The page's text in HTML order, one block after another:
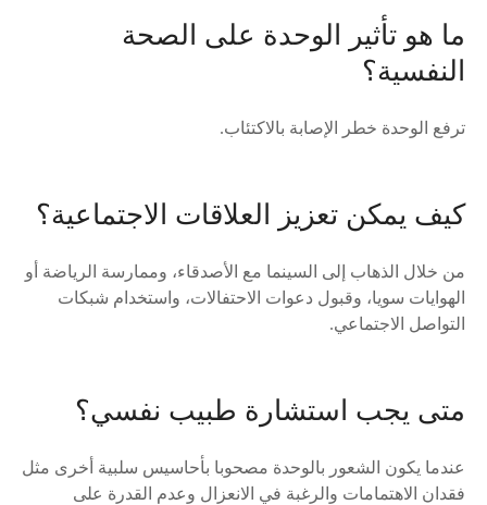
ما هو تأثير الوحدة على الصحة
النفسية؟
ترفع الوحدة خطر الإصابة بالاكتئاب.
كيف يمكن تعزيز العلاقات الاجتماعية؟
من خلال الذهاب إلى السينما مع الأصدقاء، وممارسة الرياضة أو
الهوايات سويا، وقبول دعوات الاحتفالات، واستخدام شبكات
التواصل الاجتماعي.
متى يجب استشارة طبيب نفسي؟
عندما يكون الشعور بالوحدة مصحوبا بأحاسيس سلبية أخرى مثل
فقدان الاهتمامات والرغبة في الانعزال وعدم القدرة على